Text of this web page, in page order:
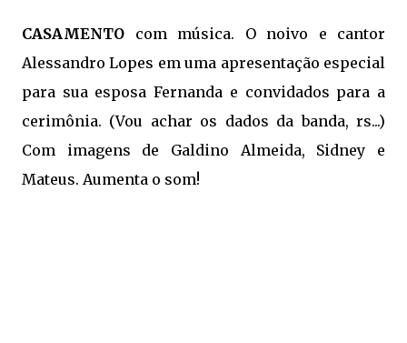
CASAMENTO com música. O noivo e cantor
Alessandro Lopes em uma apresentação especial
para sua esposa Fernanda e convidados para a
cerimônia. (Vou achar os dados da banda, rs...)
Com imagens de Galdino Almeida, Sidney e
Mateus. Aumenta o som!